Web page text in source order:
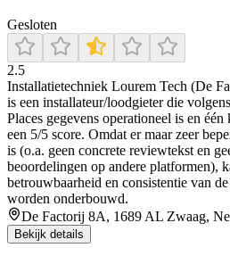
Gesloten
2.5
Installatietechniek Lourem Tech (De
is een installateur/loodgieter die
Places gegevens operationeel is en
een 5/5 score. Omdat er maar zeer
is (o.a. geen concrete reviewtekst en
beoordelingen op andere platformen),
betrouwbaarheid en consistentie van
worden onderbouwd.
De Factorij 8A, 1689 AL Zwaag,
Bekijk details